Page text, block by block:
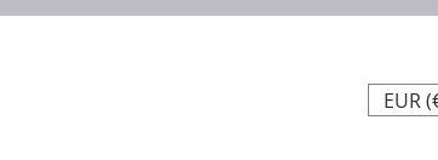
EUR